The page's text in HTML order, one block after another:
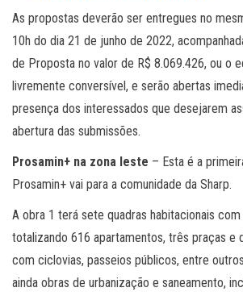
As propostas deverão ser entregues no
10h do dia 21 de junho de 2022,
de Proposta no valor de R$ 8.069.426, ou o
livremente conversível, e serão abertas
presença dos interessados que desejarem
abertura das submissões.
Prosamin+ na zona leste – Esta é a
Prosamin+ vai para a comunidade da Sharp.
A obra 1 terá sete quadras habitacionais
totalizando 616 apartamentos, três praças e
com ciclovias, passeios públicos, entre
ainda obras de urbanização e saneamento,